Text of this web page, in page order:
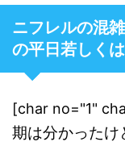
ニフレルの混
の平日若しく
[char no="1"
期は分かったけ